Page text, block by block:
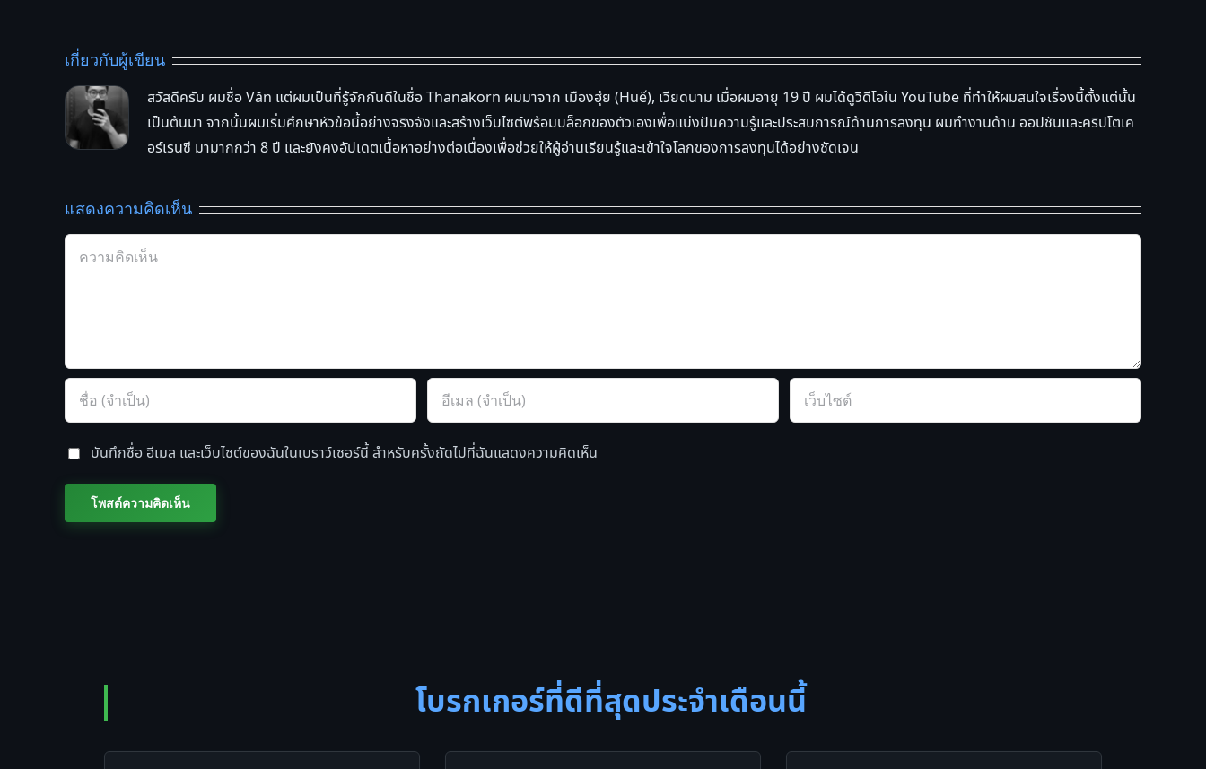
เกี่ยวกับผู้เขียน
สวัสดีครับ ผมชื่อ Văn แต่ผมเป็นที่รู้จักกันดีในชื่อ Thanakorn ผมมาจาก เมืองฮุ่ย (Huế), เวียดนาม เมื่อผมอายุ 19 ปี ผมได้ดูวิดีโอใน YouTube ที่ทำให้ผมสนใจเรื่องนี้ตั้งแต่นั้น
เป็นต้นมา จากนั้นผมเริ่มศึกษาหัวข้อนี้อย่างจริงจังและสร้างเว็บไซต์พร้อมบล็อกของตัวเองเพื่อแบ่งปันความรู้และประสบการณ์ด้านการลงทุน ผมทำงานด้าน ออปชันและคริปโตเค
อร์เรนซี มามากกว่า 8 ปี และยังคงอัปเดตเนื้อหาอย่างต่อเนื่องเพื่อช่วยให้ผู้อ่านเรียนรู้และเข้าใจโลกของการลงทุนได้อย่างชัดเจน
แสดงความคิดเห็น
Comment
บันทึกชื่อ อีเมล และเว็บไซต์ของฉันในเบราว์เซอร์นี้ สำหรับครั้งถัดไปที่ฉันแสดงความคิดเห็น
โบรกเกอร์ที่ดีที่สุดประจำเดือนนี้